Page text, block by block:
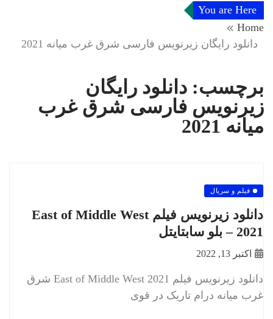
You are Here
Home
دانلود رایگان زیرنویس فارسی شرق غرب میانه 2021
برچسب: دانلود رایگان
زیرنویس فارسی شرق غرب
میانه 2021
فیلم و سریال
دانلود زیرنویس فیلم East of Middle West
2021 – بلو سابتايتل
اکتبر 13, 2022
دانلود زیرنویس فیلم East of Middle West 2021 شرق
غرب میانه درام تاریک در قوی